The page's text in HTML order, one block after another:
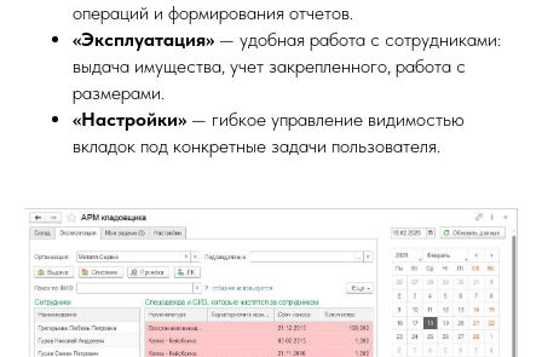
операций и формирования отчетов.
«Эксплуатация» — удобная работа с сотрудниками:
выдача имущества, учет закрепленного, работа с
размерами.
«Настройки» — гибкое управление видимостью
вкладок под конкретные задачи пользователя.